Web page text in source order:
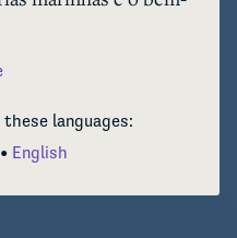
languages:
English